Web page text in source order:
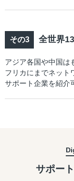
全世界
アジア各国や中国は
フリカにまでネット
サポート企業を紹介
サポー